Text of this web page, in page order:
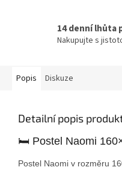
14 denní lhůta
Nakupujte s
Popis Diskuze
Detailní popis
🛏 Postel Naomi
Postel Naomi v rozměru